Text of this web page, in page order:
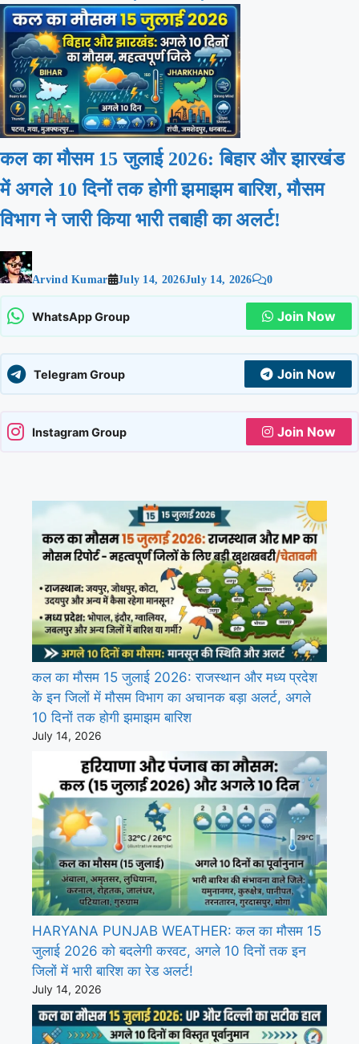
कल का मौसम 15 जुलाई 2026: बिहार और झारखंड
में अगले 10 दिनों तक होगी झमाझम बारिश, मौसम
विभाग ने जारी किया भारी तबाही का अलर्ट!
Arvind Kumar July 14, 2026July 14, 2026 0
WhatsApp Group Join Now
Telegram Group Join Now
Instagram Group Join Now
कल का मौसम 15 जुलाई 2026: राजस्थान और मध्य प्रदेश
के इन जिलों में मौसम विभाग का अचानक बड़ा अलर्ट, अगले
10 दिनों तक होगी झमाझम बारिश
July 14, 2026
HARYANA PUNJAB WEATHER: कल का मौसम 15
जुलाई 2026 को बदलेगी करवट, अगले 10 दिनों तक इन
जिलों में भारी बारिश का रेड अलर्ट!
July 14, 2026